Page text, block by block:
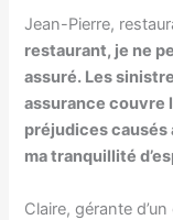
Jean-Pierre,
restaurant, je ne
assuré. Les
assurance couvre
préjudices causés
ma tranquillité
Claire, gérante d’un